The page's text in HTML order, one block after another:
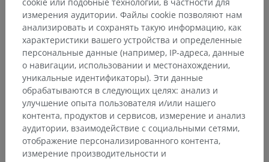
Анатомическая иерархия
измерения аудитории. Файлы cookie позволяют нам
анализировать и сохранять такую информацию, как
характеристики вашего устройства и определенные
персональные данные (например, IP-адреса, данные
о навигации, использовании и местонахождении,
уникальные идентификаторы). Эти данные
обрабатываются в следующих целях: анализ и
улучшение опыта пользователя и/или нашего
контента, продуктов и сервисов, измерение и анализ
аудитории, взаимодействие с социальными сетями,
отображение персонализированного контента,
измерение производительности и